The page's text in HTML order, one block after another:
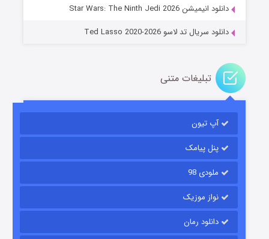
دانلود انیمیشن Star Wars: The Ninth Jedi 2026
دانلود سریال تد لاسو Ted Lasso 2020-2026
تبلیغات متنی
آپ تیون
پنل پیامک
ملودی 98
نواز موزیک
دانلود رمان